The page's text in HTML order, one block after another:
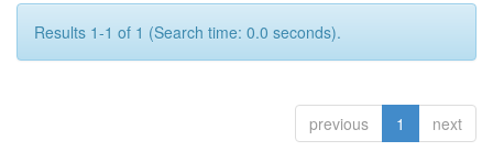
Results 1-1 of 1 (Search time: 0.0 seconds).
previous 1 next